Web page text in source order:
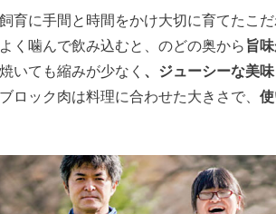
育に手間と時間をかけ大切に育てたこ
く噛んで飲み込むと、のどの奥から 旨
いても縮みが少なく 、ジューシーな美
ロック肉は料理に合わせた大きさで、